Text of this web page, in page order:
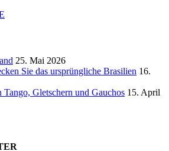
25. Mai 2026
Sie das ursprüngliche Brasilien 16.
Gletschern und Gauchos 15. April